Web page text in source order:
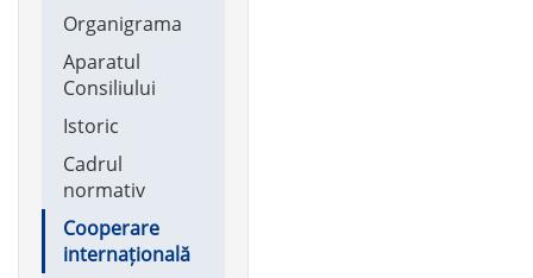
Organigrama
Aparatul
Consiliului
Istoric
Cadrul
normativ
Cooperare
internațională